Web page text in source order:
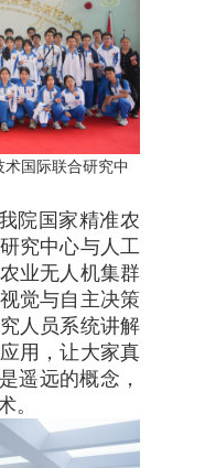
术国际联合研究中
院国家精准农
究中心与人工
业无人机集群
觉与自主决策
人员系统讲解
用，让大家真
遥远的概念，
。